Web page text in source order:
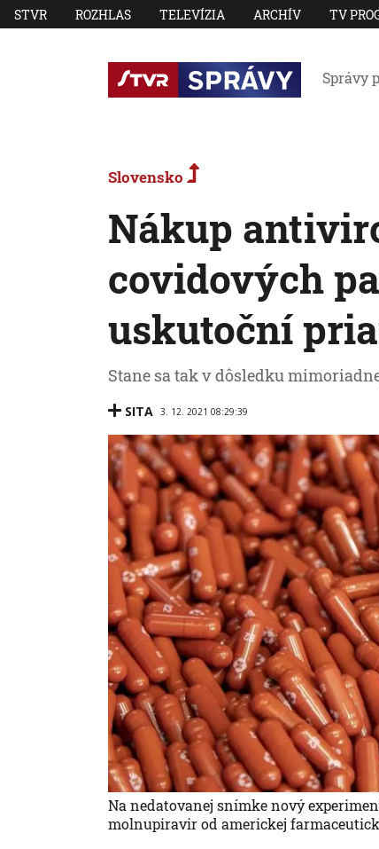
STVR ROZHLAS TELEVÍZIA ARCHÍV TV
Správy
Slovensko
Nákup
covidových
uskutoční
Stane sa tak v dôsledku
SITA 3. 12. 2021 08:29:39
Na nedatovanej snímke nový
molnupiravir od americkej